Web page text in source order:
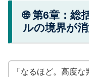
🌐 第6章：総
ルの境界が
「なるほど。高度